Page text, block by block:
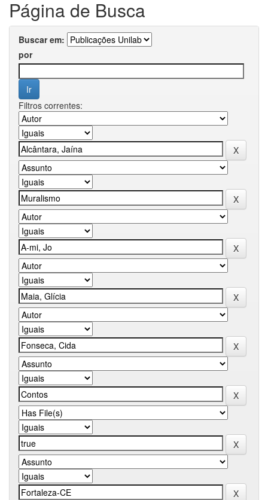
Página de Busca
Buscar em:
por
Filtros correntes: